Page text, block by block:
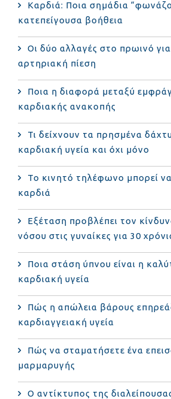
Καρδιά: Ποια σημάδια
κατεπείγουσα βοήθεια
Οι δύο αλλαγές στο πρωινό
αρτηριακή πίεση
Ποια η διαφορά μεταξύ
καρδιακής ανακοπής
Τι δείχνουν τα πρησμένα
καρδιακή υγεία και όχι μόνο
Το κινητό τηλέφωνο μπορεί
καρδιά
Eξέταση προβλέπει τον
νόσου στις γυναίκες για 30
Ποια στάση ύπνου είναι η
καρδιακή υγεία
Πώς η απώλεια βάρους
καρδιαγγειακή υγεία
Πώς να σταματήσετε ένα
μαρμαρυγής
Ο αντίκτυπος της